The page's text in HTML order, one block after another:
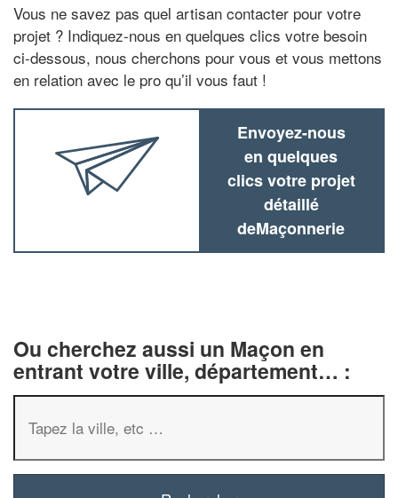
Vous ne savez pas quel artisan contacter pour votre
projet ? Indiquez-nous en quelques clics votre besoin
ci-dessous, nous cherchons pour vous et vous mettons
en relation avec le pro qu’il vous faut !
Envoyez-nous
en quelques
clics votre projet
détaillé
deMaçonnerie
Ou cherchez aussi un Maçon en
entrant votre ville, département… :